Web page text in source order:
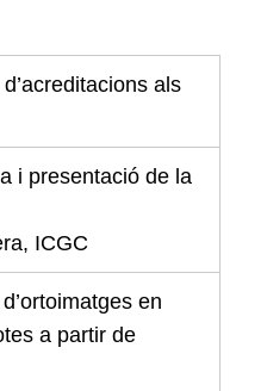
als
i presentació de la
ICGC
en
a partir de